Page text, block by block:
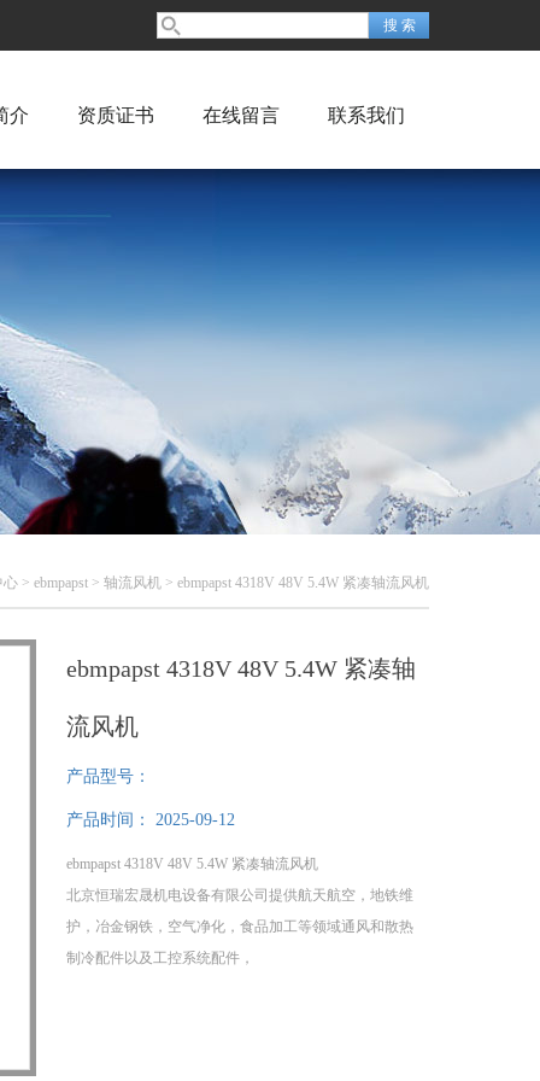
介 资质证书 在线留言 联系我们
心 > ebmpapst > 轴流风机 > ebmpapst 4318V 48V 5.4W 紧凑轴流风机
ebmpapst 4318V 48V 5.4W 紧凑轴
流风机
产品型号：
产品时间： 2025-09-12
ebmpapst 4318V 48V 5.4W 紧凑轴流风机
北京恒瑞宏晟机电设备有限公司提供航天航空，地铁维
护，冶金钢铁，空气净化，食品加工等领域通风和散热
制冷配件以及工控系统配件，